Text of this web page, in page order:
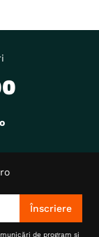
Înscriere
de program și